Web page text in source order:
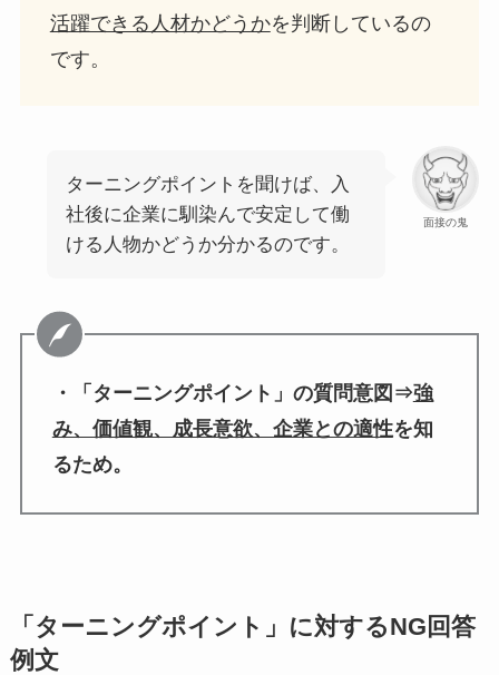
活躍できる人材かどうかを判断しているの
です。
面接の鬼
ターニングポイントを聞けば、入
社後に企業に馴染んで安定して働
ける人物かどうか分かるのです。
・「ターニングポイント」の質問意図⇒強
み、価値観、成長意欲、企業との適性を知
るため。
「ターニングポイント」に対するNG回答
例文